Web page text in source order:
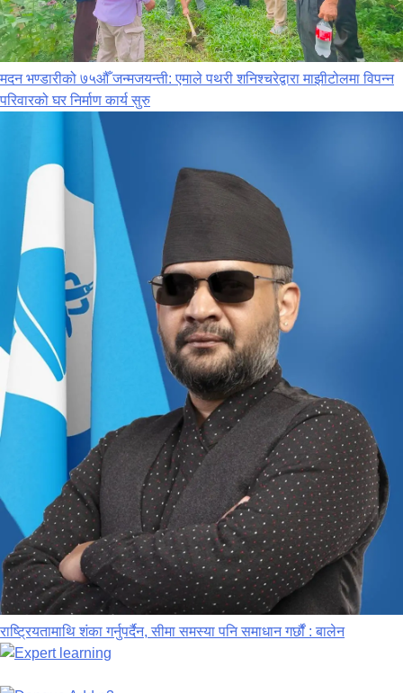
मदन भण्डारीको ७५औँ जन्मजयन्ती: एमाले पथरी शनिश्चरेद्वारा माझीटोलमा विपन्न
परिवारको घर निर्माण कार्य सुरु
राष्ट्रियतामाथि शंका गर्नुपर्दैन, सीमा समस्या पनि समाधान गर्छौं : बालेन